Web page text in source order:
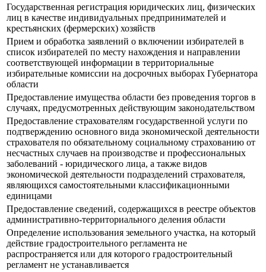
Государственная регистрация юридических лиц, физических
лиц в качестве индивидуальных предпринимателей и
крестьянских (фермерских) хозяйств
Прием и обработка заявлений о включении избирателей в
список избирателей по месту нахождения и направлении
соответствующей информации в территориальные
избирательные комиссии на досрочных выборах Губернатора
области
Предоставление имущества области без проведения торгов в
случаях, предусмотренных действующим законодательством
Предоставление страхователям государственной услуги по
подтверждению основного вида экономической деятельности
страхователя по обязательному социальному страхованию от
несчастных случаев на производстве и профессиональных
заболеваний - юридического лица, а также видов
экономической деятельности подразделений страхователя,
являющихся самостоятельными классификационными
единицами
Предоставление сведений, содержащихся в реестре объектов
административно-территориального деления области
Определение использования земельного участка, на который
действие градостроительного регламента не
распространяется или для которого градостроительный
регламент не устанавливается